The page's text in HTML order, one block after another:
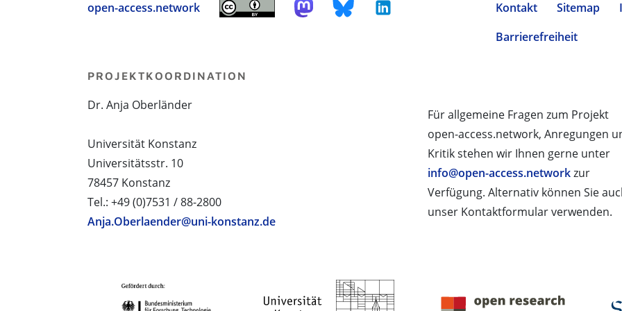
open-access.network Kontakt Sitemap
Barrierefreiheit
Für allgemeine Fragen zum Projekt
open-access.network, Anregungen
Kritik stehen wir Ihnen gerne unter
info@open-access.networkzur
Verfügung. Alternativ können Sie
unser Kontaktformular verwenden.
PROJEKTKOORDINATION
Dr. Anja Oberländer
Universität Konstanz
Universitätsstr. 10
78457 Konstanz
Tel.: +49 (0)7531 / 88-2800
Anja.Oberlaender@uni-konstanz.de